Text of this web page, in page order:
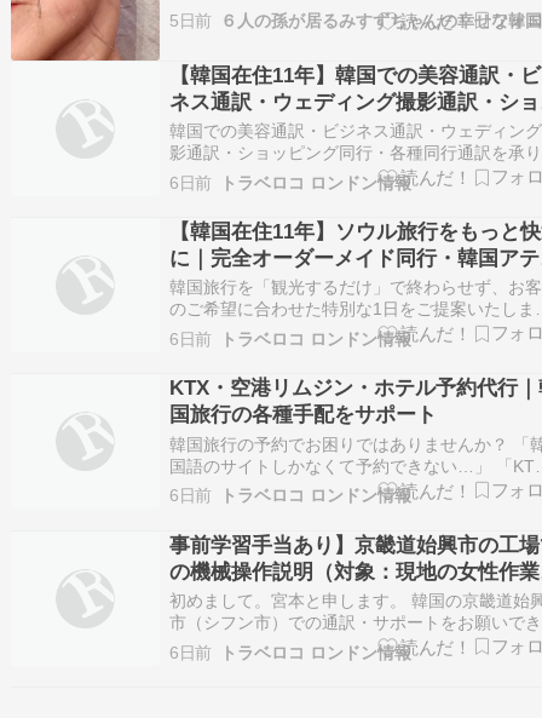
キンケアとは ​ララピール《第4世代低刺激ﾋﾟｰﾘﾝ
ｸﾞ》 デコルテケア《リンパ流し＆ネック・ショ
LDM《高密度超音波ケア》ユリウム韓…
5日前
【韓国在住11年】韓国での美容通訳・
ネス通訳・ウェディング撮影通訳・シ
ピング同行・各種同行通訳
韓国での美容通訳・ビジネス通訳・ウェディン
影通訳・ショッピング同行・各種同行通訳を承
す。 「韓国語が分からず不安…」「細かいニュ
ンスまでしっかり伝えたい」 そんな方のために
韓国在住11年目・日韓通訳歴10年の日本人スタ
フがサポートいたします。 美容クリニックでの
ウ…
6日前 トラベロコ ロンドン情報
【韓国在住11年】ソウル旅行をもっと
に｜完全オーダーメイド同行・韓国ア
ド
韓国旅行を「観光するだけ」で終わらせず、お
のご希望に合わせた特別な1日をご提案いたしま
す。 韓国在住11年の経験を活かし、人気観光地
ら話題のカフェ、ショッピング、韓国グルメま
ご希望に合わせて自由にプランを作成いたしま
「効率よく観光したい」 「現地のおすすめを知
り…
6日前 トラベロコ ロンドン情報
KTX・空港リムジン・ホテル予約代行
国旅行の各種手配をサポート
韓国旅行の予約でお困りではありませんか？ 「
国語のサイトしかなくて予約できない…」 「
や高速バスの予約方法が分からない…」 「韓国
ホテルやペンションを代わりに予約してほしい
そんな方のために、韓国旅行に必要な各種予約
配を代行いたします。 韓国在住11年の経験を
6日前 トラベロコ ロンドン情報
事前学習手当あり】京畿道始興市の工
の機械操作説明（対象：現地の女性作
の方）
初めまして。宮本と申します。 韓国の京畿道始
市（シフン市）での通訳・サポートをお願いで
女性の方を探しております。 ■ 業務内容 現地の
殊ベアリングメーカーの工場へ出向き、「カメ
6日前 トラベロコ ロンドン情報